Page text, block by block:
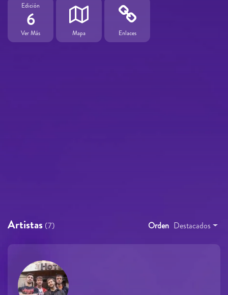
Edición
6
Ver Más Mapa Enlaces
Artistas (7) Orden Destacados